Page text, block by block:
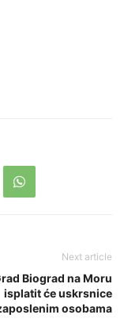
Next article
Biograd na Moru
isplatit će uskrsnice
osobama